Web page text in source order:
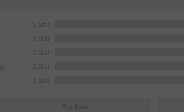
5 Star
4 Star
3 Star
2 Star
1 Star
Top Rate